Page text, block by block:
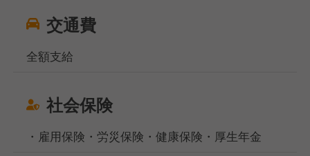
交通費
全額支給
社会保険
・雇用保険・労災保険・健康保険・厚生年金